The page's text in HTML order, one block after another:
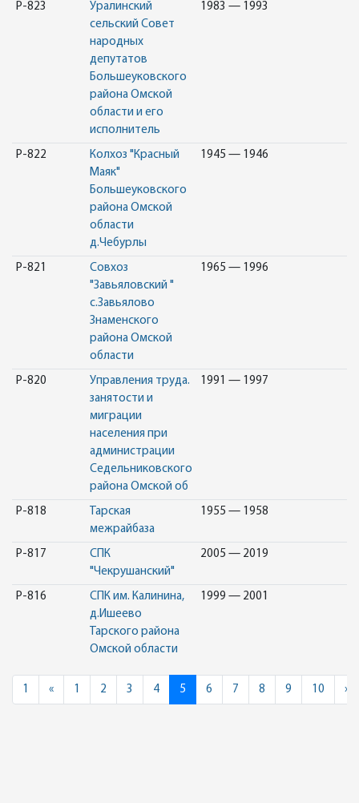
Р-823
Уралинский
сельский Совет
народных
депутатов
Большеуковского
района Омской
области и его
исполнитель
1983 — 1993
Р-822
Колхоз "Красный
Маяк"
Большеуковского
района Омской
области
д.Чебурлы
1945 — 1946
Р-821
Совхоз
"Завьяловский "
с.Завьялово
Знаменского
района Омской
области
1965 — 1996
Р-820
Управления труда.
занятости и
миграции
населения при
администрации
Седельниковского
района Омской об
1991 — 1997
Р-818
Тарская
межрайбаза
1955 — 1958
Р-817
СПК
"Чекрушанский"
2005 — 2019
Р-816
СПК им. Калинина,
д.Ишеево
Тарского района
Омской области
1999 — 2001
1 «Previous
1 2 3 4 5 6 7 8 9 10 »